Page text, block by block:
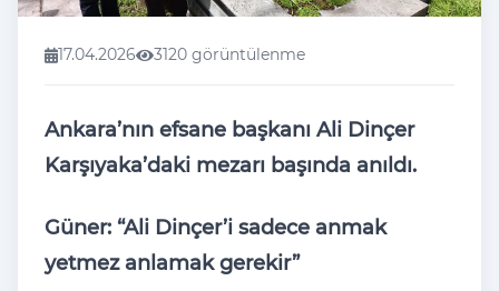
17.04.2026 3120 görüntülenme
Ankara’nın efsane başkanı Ali Dinçer
Karşıyaka’daki mezarı başında anıldı.
Güner: “Ali Dinçer’i sadece anmak
yetmez anlamak gerekir”